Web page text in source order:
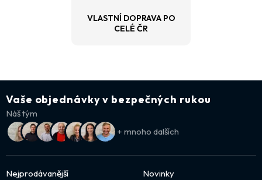
VLASTNÍ DOPRAVA PO
CELÉ ČR
Vaše objednávky v bezpečných rukou
Náš tým
+ mnoho dalších
Nejprodávanější Novinky